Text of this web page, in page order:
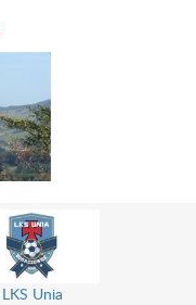
LKS Unia